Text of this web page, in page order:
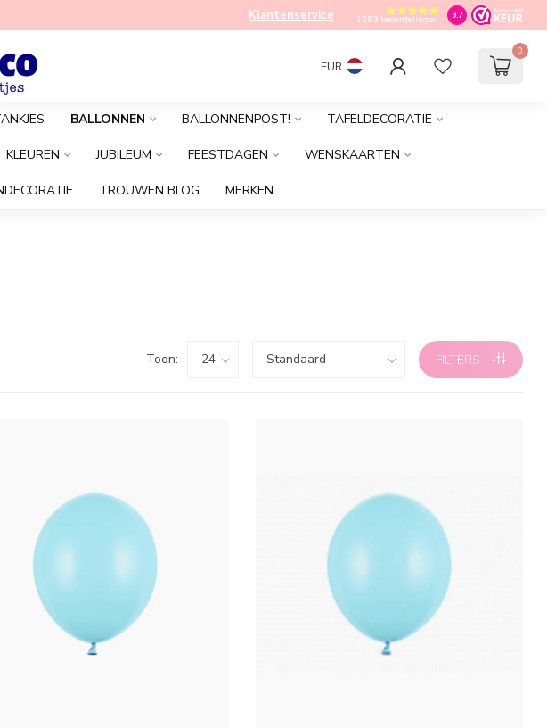
Klantenservice 1283beoordelingen 9.7
EUR
0
BALLONNEN BALLONNENPOST! TAFELDECORATIE
KLEUREN JUBILEUM FEESTDAGEN WENSKAARTEN
TROUWEN BLOG MERKEN
Toon: FILTERS